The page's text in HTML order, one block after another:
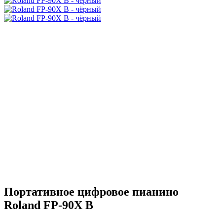
Портативное цифровое пианино
Roland FP-90X B